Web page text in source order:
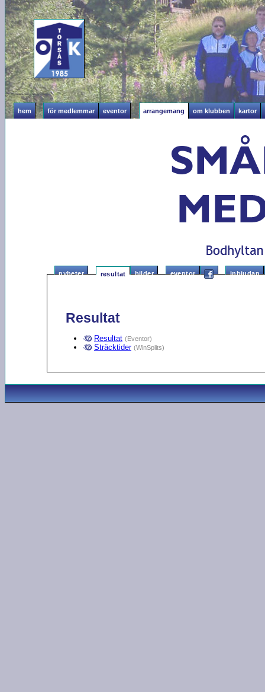
hem för medlemmar eventor arrangemang om klubben kartor
nyheter resultat bilder eventor inbjudan
Resultat
Resultat (Eventor)
Sträcktider (WinSplits)